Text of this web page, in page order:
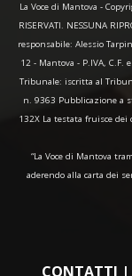
La Voce di Mantova -
RISERVATI. NESSUNA
responsabile: Alessio
12 - Mantova - P.IVA,
Tribunale: iscritta al
n. 9363 Pubblicazione a
132X La testata fruisce
“La Voce di Mantova
aderendo alla carta dei
CONTATTI |